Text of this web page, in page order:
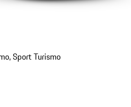
Sport Turismo